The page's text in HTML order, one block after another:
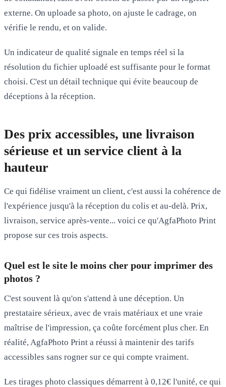
externe. On uploade sa photo, on ajuste le cadrage, on
vérifie le rendu, et on valide.
Un indicateur de qualité signale en temps réel si la
résolution du fichier uploadé est suffisante pour le format
choisi. C'est un détail technique qui évite beaucoup de
déceptions à la réception.
Des prix accessibles, une livraison
sérieuse et un service client à la
hauteur
Ce qui fidélise vraiment un client, c'est aussi la cohérence de
l'expérience jusqu'à la réception du colis et au-delà. Prix,
livraison, service après-vente... voici ce qu'AgfaPhoto Print
propose sur ces trois aspects.
Quel est le site le moins cher pour imprimer des
photos ?
C'est souvent là qu'on s'attend à une déception. Un
prestataire sérieux, avec de vrais matériaux et une vraie
maîtrise de l'impression, ça coûte forcément plus cher. En
réalité, AgfaPhoto Print a réussi à maintenir des tarifs
accessibles sans rogner sur ce qui compte vraiment.
Les tirages photo classiques démarrent à 0,12€ l'unité, ce qui